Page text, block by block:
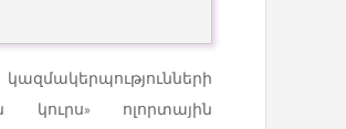
կուրս» ոլորտային